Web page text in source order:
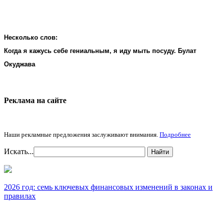
Несколько слов:
Когда я кажусь себе гениальным, я иду мыть посуду. Булат
Окуджава
Реклама на cайте
Наши рекламные предложения заслуживают внимания. Подробнее
Искать... Найти
2026 год: семь ключевых финансовых изменений в законах и
правилах